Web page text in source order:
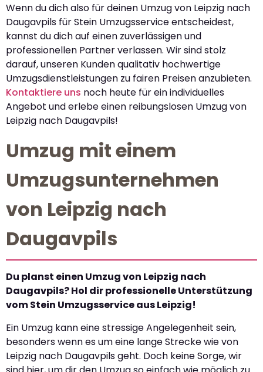
Wenn du dich also für deinen Umzug von Leipzig nach
Daugavpils für Stein Umzugsservice entscheidest,
kannst du dich auf einen zuverlässigen und
professionellen Partner verlassen. Wir sind stolz
darauf, unseren Kunden qualitativ hochwertige
Umzugsdienstleistungen zu fairen Preisen anzubieten.
Kontaktiere uns noch heute für ein individuelles
Angebot und erlebe einen reibungslosen Umzug von
Leipzig nach Daugavpils!
Umzug mit einem
Umzugsunternehmen
von Leipzig nach
Daugavpils
Du planst einen Umzug von Leipzig nach
Daugavpils? Hol dir professionelle Unterstützung
vom Stein Umzugsservice aus Leipzig!
Ein Umzug kann eine stressige Angelegenheit sein,
besonders wenn es um eine lange Strecke wie von
Leipzig nach Daugavpils geht. Doch keine Sorge, wir